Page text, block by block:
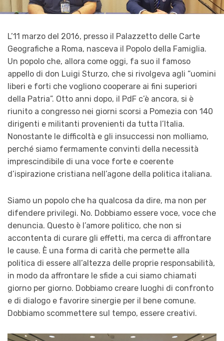
L’11 marzo del 2016, presso il Palazzetto delle Carte
Geografiche a Roma, nasceva il Popolo della Famiglia.
Un popolo che, allora come oggi, fa suo il famoso
appello di don Luigi Sturzo, che si rivolgeva agli “uomini
liberi e forti che vogliono cooperare ai fini superiori
della Patria”. Otto anni dopo, il PdF c’è ancora, si è
riunito a congresso nei giorni scorsi a Pomezia con 140
dirigenti e militanti provenienti da tutta l’Italia.
Nonostante le difficoltà e gli insuccessi non molliamo,
perché siamo fermamente convinti della necessità
imprescindibile di una voce forte e coerente
d’ispirazione cristiana nell’agone della politica italiana.
Siamo un popolo che ha qualcosa da dire, ma non per
difendere privilegi. No. Dobbiamo essere voce, voce che
denuncia. Questo è l’amore politico, che non si
accontenta di curare gli effetti, ma cerca di affrontare
le cause. È una forma di carità che permette alla
politica di essere all’altezza delle proprie responsabilità,
in modo da affrontare le sfide a cui siamo chiamati
giorno per giorno. Dobbiamo creare luoghi di confronto
e di dialogo e favorire sinergie per il bene comune.
Dobbiamo scommettere sul tempo, essere creativi.